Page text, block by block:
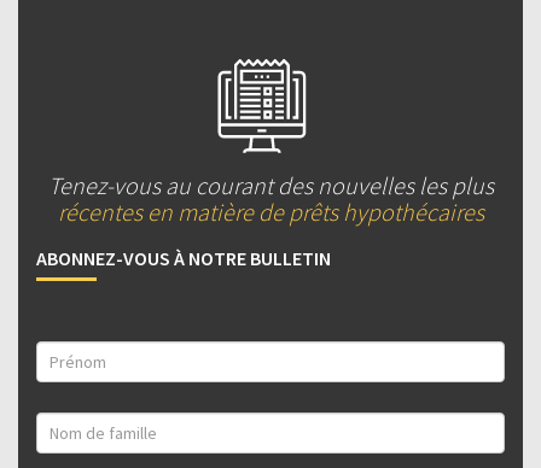
Tenez-vous au courant des nouvelles les plus
récentes en matière de prêts hypothécaires
ABONNEZ-VOUS À NOTRE BULLETIN